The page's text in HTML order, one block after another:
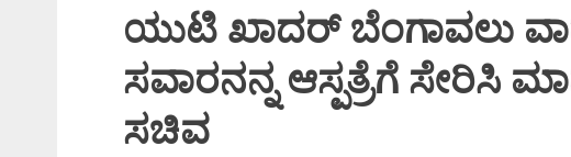
ಯುಟಿ ಖಾದರ್ ಬೆಂಗಾವಲು
ಸವಾರನನ್ನ ಆಸ್ಪತ್ರೆಗೆ
ಸಚಿವ